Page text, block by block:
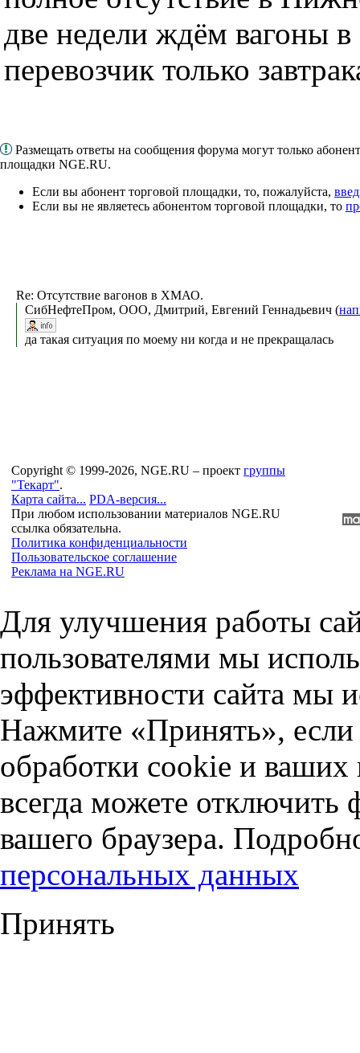
две недели ждём вагоны
перевозчик только
Размещать ответы на сообщения форума могут только
площадки NGE.RU.
Если вы абонент торговой площадки, то, пожалуйста,
Если вы не являетесь абонентом торговой площадки, то
Re: Отсутствие вагонов в ХМАО.
СибНефтеПром, ООО, Дмитрий, Евгений Геннадьевич (
да такая ситуация по моему ни когда и не прекращалась
Copyright © 1999-2026, NGE.RU – проект группы
"Текарт".
Карта сайта... PDA-версия...
При любом использовании материалов NGE.RU
ссылка обязательна.
Политика конфиденциальности
Пользовательское соглашение
Реклама на NGE.RU
Для улучшения работы
пользователями мы
эффективности сайта мы
Нажмите «Принять», если
обработки cookie и
всегда можете отключить
вашего браузера.
персональных данных
Принять